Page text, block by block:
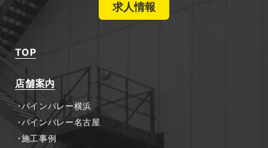
求人情報
TOP
店舗案内
パインバレー横浜
パインバレー名古屋
施工事例